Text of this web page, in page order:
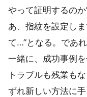
やって証明するの
あ、指紋を設定し
て…”となる。であ
一緒に、成功事例
トラブルも残業も
ずれ新しい方法に手